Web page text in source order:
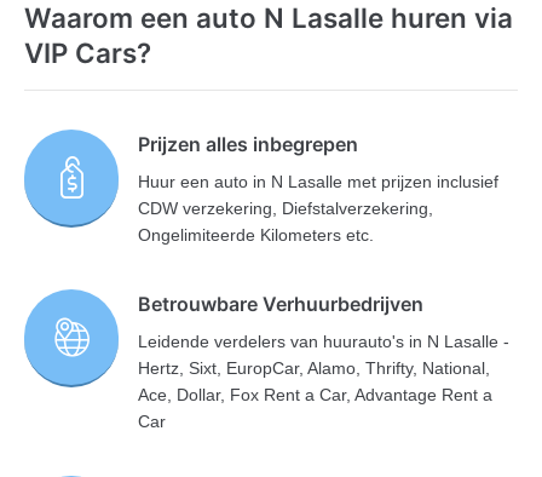
Waarom een auto N Lasalle huren via
VIP Cars?
Prijzen alles inbegrepen
Huur een auto in N Lasalle met prijzen inclusief
CDW verzekering, Diefstalverzekering,
Ongelimiteerde Kilometers etc.
Betrouwbare Verhuurbedrijven
Leidende verdelers van huurauto's in N Lasalle -
Hertz, Sixt, EuropCar, Alamo, Thrifty, National,
Ace, Dollar, Fox Rent a Car, Advantage Rent a
Car